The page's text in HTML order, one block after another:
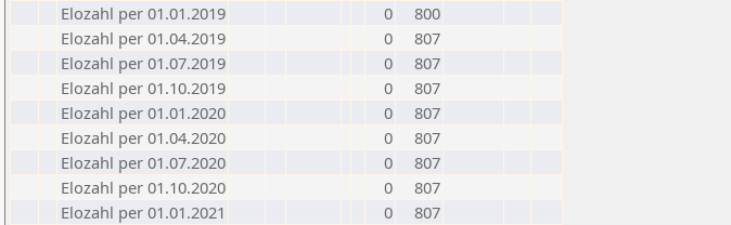
Elozahl per 01.01.2019
0
800
Elozahl per 01.04.2019
0
807
Elozahl per 01.07.2019
0
807
Elozahl per 01.10.2019
0
807
Elozahl per 01.01.2020
0
807
Elozahl per 01.04.2020
0
807
Elozahl per 01.07.2020
0
807
Elozahl per 01.10.2020
0
807
Elozahl per 01.01.2021
0
807